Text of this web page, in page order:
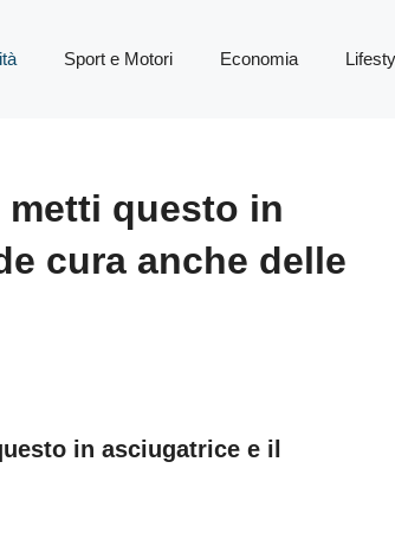
Sport e Motori Economia
metti questo in
cura anche delle
in asciugatrice e il